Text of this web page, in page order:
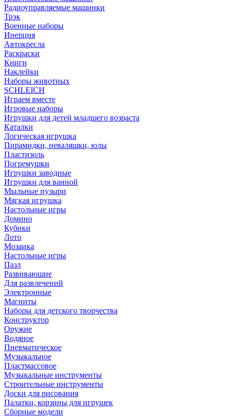
Радиоуправляемые машинки
Трэк
Военные наборы
Инерция
Автокресла
Раскраски
Книги
Наклейки
Наборы животных
SCHLEICH
Играем вместе
Игровые наборы
Игрушки для детей младшего возраста
Каталки
Логическая игрушка
Пирамидки, неваляшки, юлы
Пластизоль
Погремушки
Игрушки заводные
Игрушки для ванной
Мыльные пузыри
Мягкая игрушка
Настольные игры
Домино
Кубики
Лото
Мозаика
Настольные игры
Пазл
Развиваюшие
Для развлечений
Электронные
Магниты
Наборы для детского творчества
Конструктор
Оружие
Водяное
Пневматическое
Музыкальное
Пластмассовое
Музыкальные инструменты
Строительные инструменты
Доски для рисования
Палатки, корзины для игрушек
Сборные модели